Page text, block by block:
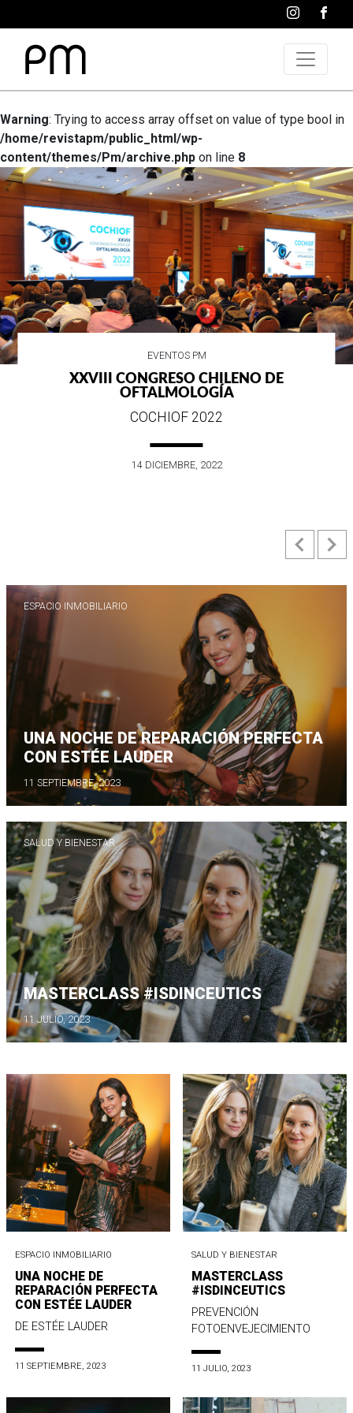
Warning: Trying to access array offset on value of type bool in
/home/revistapm/public_html/wp-
content/themes/Pm/archive.php on line 8
EVENTOS PM
XXVIII CONGRESO CHILENO DE
OFTALMOLOGÍA
COCHIOF 2022
14 DICIEMBRE, 2022
ESPACIO INMOBILIARIO
UNA NOCHE DE REPARACIÓN PERFECTA
CON ESTÉE LAUDER
11 SEPTIEMBRE, 2023
SALUD Y BIENESTAR
MASTERCLASS #ISDINCEUTICS
11 JULIO, 2023
ESPACIO INMOBILIARIO
UNA NOCHE DE
REPARACIÓN PERFECTA
CON ESTÉE LAUDER
DE ESTÉE LAUDER
11 SEPTIEMBRE, 2023
SALUD Y BIENESTAR
MASTERCLASS
#ISDINCEUTICS
PREVENCIÓN
FOTOENVEJECIMIENTO
11 JULIO, 2023